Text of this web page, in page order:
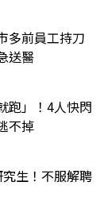
多前員工持刀
送醫
跑」！4人快閃
不掉
生！不服解聘